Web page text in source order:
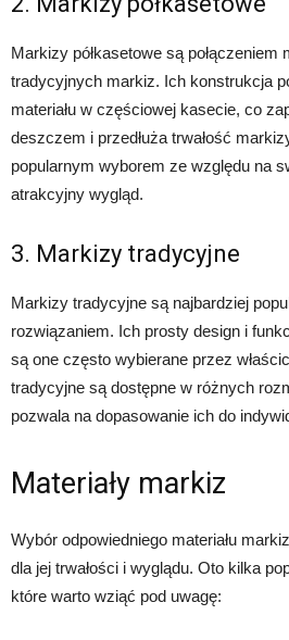
Markizy półkasetowe są
tradycyjnych markiz. Ich konstrukcja
materiału w częściowej kasecie, co
deszczem i przedłuża trwałość
popularnym wyborem ze względu na
atrakcyjny wygląd.
3. Markizy tradycyjne
Markizy tradycyjne są najbardziej
rozwiązaniem. Ich prosty design i
są one często wybierane przez
tradycyjne są dostępne w różnych
pozwala na dopasowanie ich do
Materiały markiz
Wybór odpowiedniego materiału
dla jej trwałości i wyglądu. Oto kilka
które warto wziąć pod uwagę: